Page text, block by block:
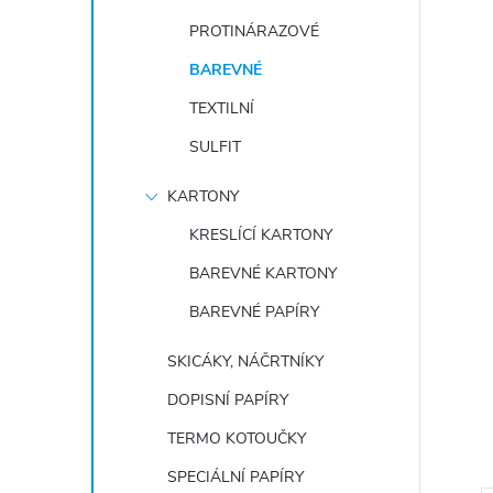
PROTINÁRAZOVÉ
BAREVNÉ
TEXTILNÍ
SULFIT
KARTONY
KRESLÍCÍ KARTONY
BAREVNÉ KARTONY
BAREVNÉ PAPÍRY
SKICÁKY, NÁČRTNÍKY
DOPISNÍ PAPÍRY
TERMO KOTOUČKY
SPECIÁLNÍ PAPÍRY